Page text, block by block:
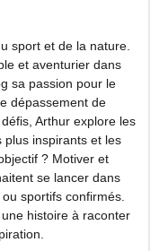
sport et de la nature.
et aventurier dans
sa passion pour le
dépassement de
Arthur explore les
plus inspirants et les
? Motiver et
se lancer dans
sportifs confirmés.
histoire à raconter